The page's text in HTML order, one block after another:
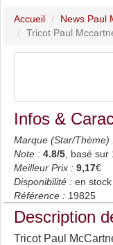
Accueil News Paul
Tricot Paul
Infos &
Marque (Star/Thème)
Note : 4.8/5 , basé sur
Meilleur Prix : 9,17€
Disponibilité : en stock
Référence : 19825
Description
Tricot Paul